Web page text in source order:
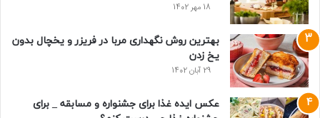
18 مهر 1402
بهترین روش نگهداری مربا در فریزر و یخچال بدون
یخ زدن
29 آبان 1402
عکس ایده غذا برای جشنواره و مسابقه _ برای